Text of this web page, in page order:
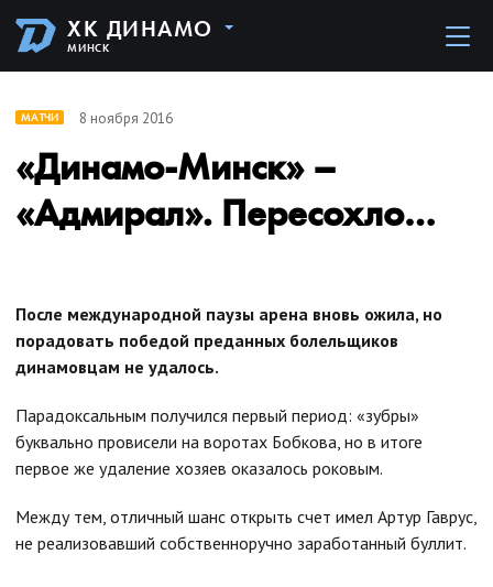
ХК ДИНАМО
МИНСК
МАТЧИ 8 ноября 2016
«Динамо-Минск» –
«Адмирал». Пересохло…
После международной паузы арена вновь ожила, но
порадовать победой преданных болельщиков
динамовцам не удалось.
Парадоксальным получился первый период: «зубры»
буквально провисели на воротах Бобкова, но в итоге
первое же удаление хозяев оказалось роковым.
Между тем, отличный шанс открыть счет имел Артур Гаврус,
не реализовавший собственноручно заработанный буллит.